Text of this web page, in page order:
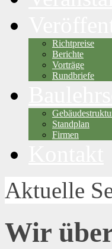
Richtpreise
Berichte
Vorträge
Rundbriefe
Standplan
Firmen
Aktuelle
Wir